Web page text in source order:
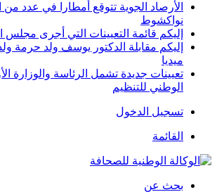
الأرصاد الجوية تتوقع أمطارا في عدد من
نواكشوط
إليكم قائمة التعيينات التي أجرى مجلس
إليكم مقابلة الدكتور يوسف ولد حرمة ولد
ميديا
تعيينات جديدة تشمل الرئاسة والوزارة
الوطني للتنظيم
تسجيل الدخول
القائمة
بحث عن